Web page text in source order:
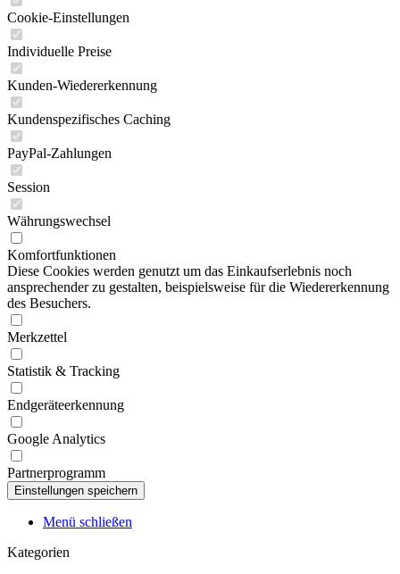
Cookie-Einstellungen
Individuelle Preise
Kunden-Wiedererkennung
Kundenspezifisches Caching
PayPal-Zahlungen
Session
Währungswechsel
Komfortfunktionen
Diese Cookies werden genutzt um das Einkaufserlebnis noch
ansprechender zu gestalten, beispielsweise für die Wiedererkennung
des Besuchers.
Merkzettel
Statistik & Tracking
Endgeräteerkennung
Google Analytics
Partnerprogramm
Menü schließen
Kategorien